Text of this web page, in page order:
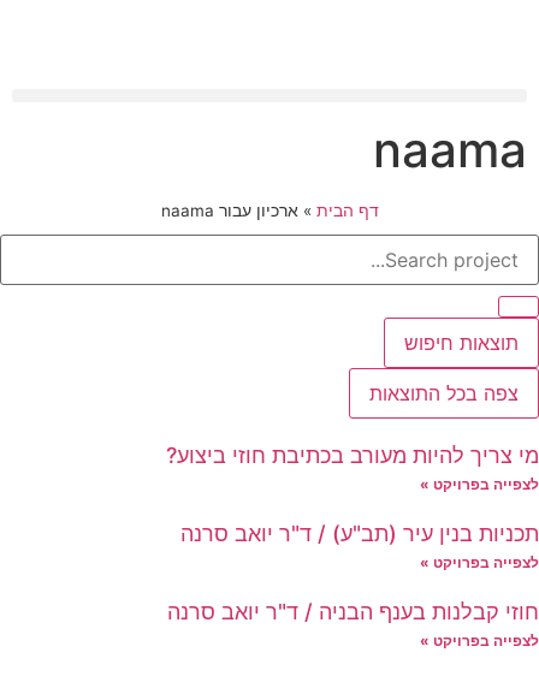
naama
דף הבית » ארכיון עבור naama
תוצאות חיפוש
צפה בכל התוצאות
מי צריך להיות מעורב בכתיבת חוזי ביצוע?
לצפייה בפרויקט »
תכניות בנין עיר (תב"ע) / ד"ר יואב סרנה
לצפייה בפרויקט »
חוזי קבלנות בענף הבניה / ד"ר יואב סרנה
לצפייה בפרויקט »